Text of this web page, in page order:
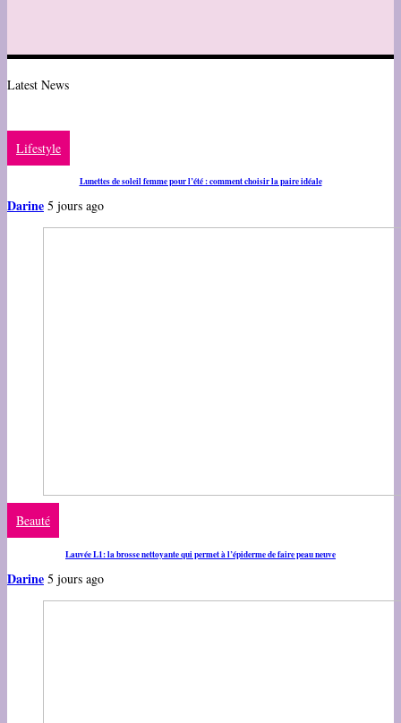
Latest News
Lifestyle
Lunettes de soleil femme pour l’été : comment choisir la paire idéale
Darine 5 jours ago
Beauté
Lauvée L1: la brosse nettoyante qui permet à l’épiderme de faire peau neuve
Darine 5 jours ago